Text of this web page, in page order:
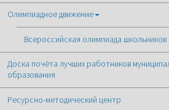
Олимпиадное движение
Всероссийская олимпиада школьников
Доска почёта лучших работников
образования
Ресурсно-методический центр